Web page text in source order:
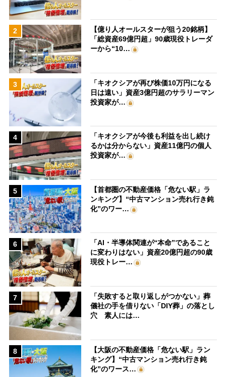
2
【億り人オールスターが狙う20銘柄】
「総資産69億円超」90歳現役トレーダ
ーから“10…
3
「キオクシアが再び株価10万円になる
日は遠い」資産3億円超のサラリーマン
投資家が…
4
「キオクシアが今後も利益を出し続け
るかは分からない」資産11億円の個人
投資家が…
5
【首都圏の不動産価格「危ない駅」ラ
ンキング】“中古マンション売れ行き鈍
化”のワー…
6
「AI・半導体関連が“本命”であること
に変わりはない」資産20億円超の90歳
現役トレー…
7
「失敗すると取り返しがつかない」葬
儀社の手を借りない「DIY葬」の落とし
穴 素人には…
8
【大阪の不動産価格「危ない駅」ラン
キング】“中古マンション売れ行き鈍
化”のワース…